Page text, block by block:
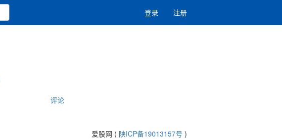
登录 注册
评论
爱股网 ( 陕ICP备19013157号 )